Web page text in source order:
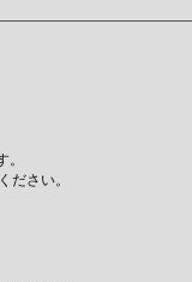
。
ださい。